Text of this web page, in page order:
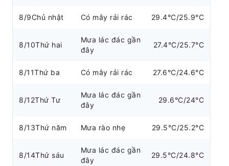
8/9Chủ nhật Có mây rải rác 29.4°C/25.9°C
8/10Thứ hai
Mưa lác đác gần
đây
27.4°C/25.7°C
8/11Thứ ba Có mây rải rác 27.6°C/24.6°C
8/12Thứ Tư
Mưa lác đác gần
đây
29.6°C/24°C
8/13Thứ năm Mưa rào nhẹ 29.5°C/25.2°C
8/14Thứ sáu
Mưa lác đác gần
đây
29.5°C/24.8°C